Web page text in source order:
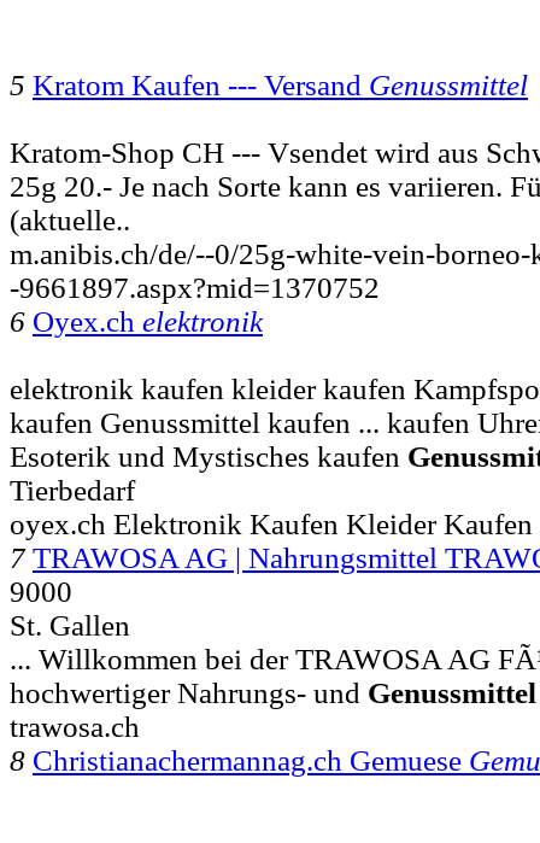
5 Kratom Kaufen --- Versand Genussmittel
Kratom-Shop CH --- Vsendet wird aus
25g 20.- Je nach Sorte kann es variieren.
(aktuelle..
m.anibis.ch/de/--0/25g-white-vein-borneo-
-9661897.aspx?mid=1370752
6 Oyex.ch elektronik
elektronik kaufen kleider kaufen
kaufen Genussmittel kaufen ... kaufen
Esoterik und Mystisches kaufen
Tierbedarf
oyex.ch Elektronik Kaufen Kleider
7 TRAWOSA AG | Nahrungsmittel
9000
St. Gallen
... Willkommen bei der TRAWOSA AG
hochwertiger Nahrungs- und Genussmittel
trawosa.ch
8 Christianachermannag.ch Gemuese